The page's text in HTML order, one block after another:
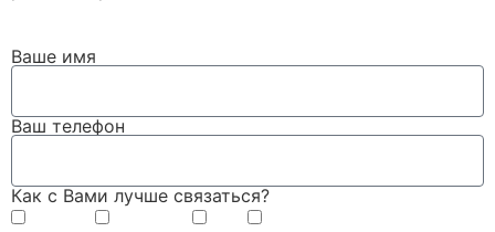
Ваше имя
Ваш телефон
Как с Вами лучше связаться?